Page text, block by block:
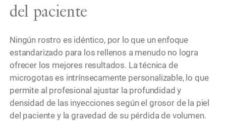
del paciente
Ningún rostro es idéntico, por lo que un enfoque
estandarizado para los rellenos a menudo no logra
ofrecer los mejores resultados. La técnica de
microgotas es intrínsecamente personalizable, lo que
permite al profesional ajustar la profundidad y
densidad de las inyecciones según el grosor de la piel
del paciente y la gravedad de su pérdida de volumen.